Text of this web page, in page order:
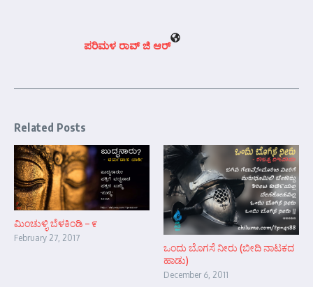
ಪರಿಮಳ ರಾವ್ ಜಿ ಆರ್‍
Related Posts
ಮಿಂಚುಳ್ಳಿ ಬೆಳಕಿಂಡಿ – ೯
February 27, 2017
ಒಂದು ಬೊಗಸೆ ನೀರು (ಬೀದಿ ನಾಟಕದ
ಹಾಡು)
December 6, 2011